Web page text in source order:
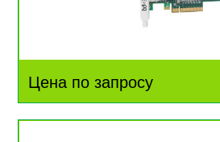
Цена по запросу